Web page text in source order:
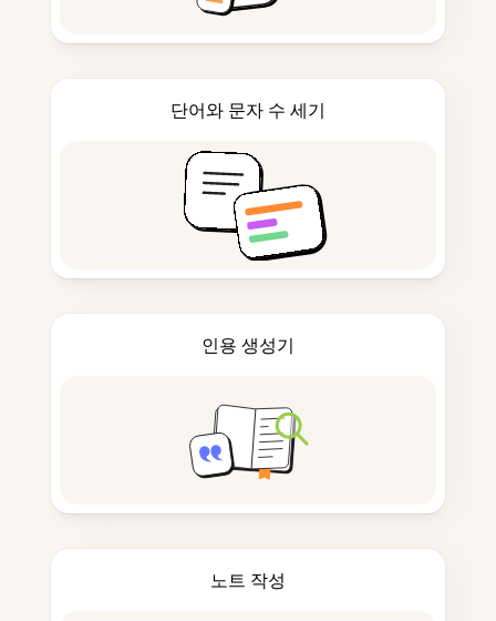
단어와 문자 수 세기
인용 생성기
노트 작성